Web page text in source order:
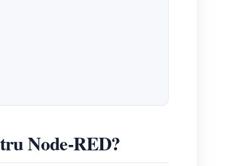
Node-RED?